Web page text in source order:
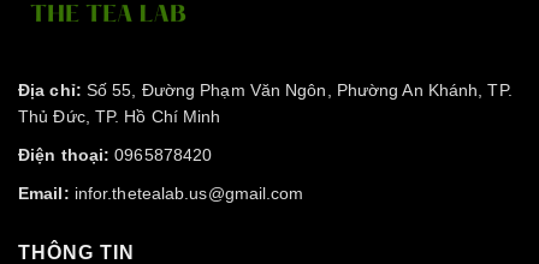
Địa chỉ: Số 55, Đường Phạm Văn Ngôn, Phường An Khánh, TP.
Thủ Đức, TP. Hồ Chí Minh
Điện thoại: 0965878420
Email: infor.thetealab.us@gmail.com
THÔNG TIN